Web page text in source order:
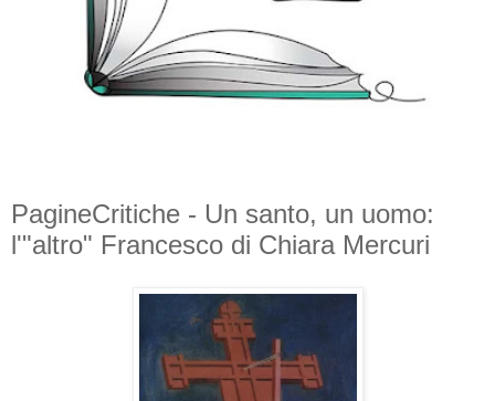
PagineCritiche - Un santo, un uomo:
l'"altro" Francesco di Chiara Mercuri